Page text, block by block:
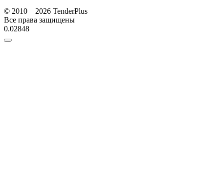
© 2010—2026 TenderPlus
Все права защищены
0.02848